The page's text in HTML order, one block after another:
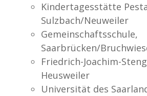
Kindertagesstätte
Sulzbach/Neuweiler
Gemeinschaftsschule,
Saarbrücken/
Friedrich-Joachim-
Heusweiler
Universität des